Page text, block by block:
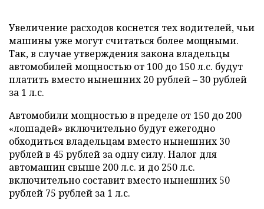
Увеличение расходов коснется тех водителей, чьи
машины уже могут считаться более мощными.
Так, в случае утверждения закона владельцы
автомобилей мощностью от 100 до 150 л.с. будут
платить вместо нынешних 20 рублей – 30 рублей
за 1 л.с.
Автомобили мощностью в пределе от 150 до 200
«лошадей» включительно будут ежегодно
обходиться владельцам вместо нынешних 30
рублей в 45 рублей за одну силу. Налог для
автомашин свыше 200 л.с. и до 250 л.с.
включительно составит вместо нынешних 50
рублей 75 рублей за 1 л.с.